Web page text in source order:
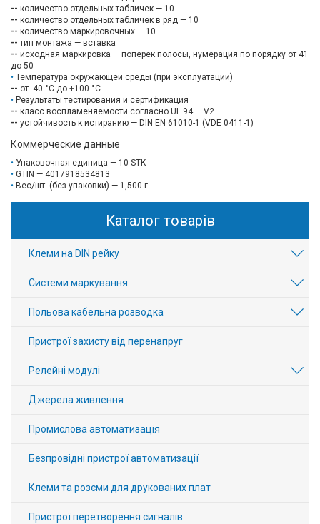
-- количество отдельных табличек — 10
-- количество отдельных табличек в ряд — 10
-- количество маркировочных — 10
-- тип монтажа — вставка
-- исходная маркировка — поперек полосы, нумерация по порядку от 41
до 50
Температура окружающей среды (при эксплуатации)
-- от -40 °C до +100 °C
Результаты тестирования и сертификация
-- класс воспламеняемости согласно UL 94 — V2
-- устойчивость к истиранию — DIN EN 61010-1 (VDE 0411-1)
Коммерческие данные
Упаковочная единица — 10 STK
GTIN — 4017918534813
Вес/шт. (без упаковки) — 1,500 г
Каталог товарів
Клеми на DIN рейку
Системи маркування
Польова кабельна розводка
Пристрої захисту від перенапруг
Релейні модулі
Джерела живлення
Промислова автоматизація
Безпровідні пристрої автоматизації
Клеми та розєми для друкованих плат
Пристрої перетворення сигналів